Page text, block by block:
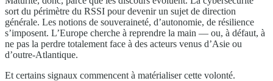
sort du périmètre du RSSI pour devenir un sujet de direction
générale. Les notions de souveraineté, d’autonomie, de résilience
s’imposent. L’Europe cherche à reprendre la main — ou, à défaut, à
ne pas la perdre totalement face à des acteurs venus d’Asie ou
d’outre-Atlantique.
Et certains signaux commencent à matérialiser cette volonté.